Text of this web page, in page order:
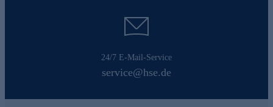
24/7 E-Mail-Service
service@hse.de